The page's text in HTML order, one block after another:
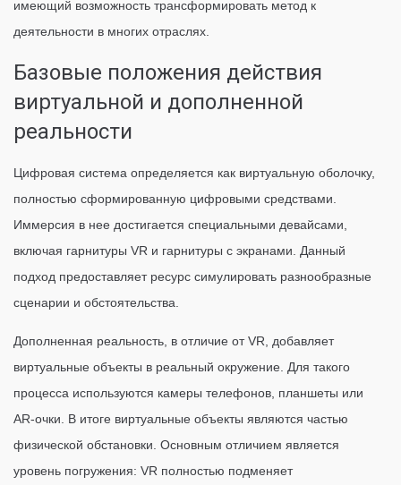
имеющий возможность трансформировать метод к
деятельности в многих отраслях.
Базовые положения действия
виртуальной и дополненной
реальности
Цифровая система определяется как виртуальную оболочку,
полностью сформированную цифровыми средствами.
Иммерсия в нее достигается специальными девайсами,
включая гарнитуры VR и гарнитуры с экранами. Данный
подход предоставляет ресурс симулировать разнообразные
сценарии и обстоятельства.
Дополненная реальность, в отличие от VR, добавляет
виртуальные объекты в реальный окружение. Для такого
процесса используются камеры телефонов, планшеты или
AR-очки. В итоге виртуальные объекты являются частью
физической обстановки. Основным отличием является
уровень погружения: VR полностью подменяет